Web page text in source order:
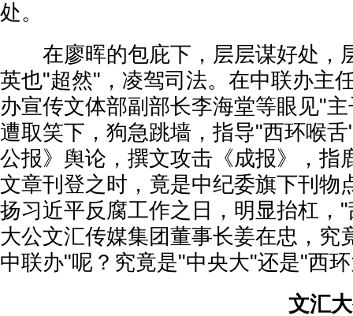
处。
在廖晖的包庇下，层层谋好处，
英也"超然"，凌驾司法。在中联办主
办宣传文体部副部长李海堂等眼见"
遭取笑下，狗急跳墙，指导"西环喉
公报》舆论，撰文攻击《成报》，指
文章刊登之时，竟是中纪委旗下刊物
扬习近平反腐工作之日，明显抬杠，
大公文汇传媒集团董事长姜在忠，究
中联办"呢？究竟是"中央大"还是"西
文汇大